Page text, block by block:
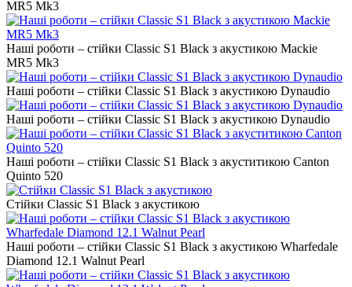
MR5 Mk3
Наші роботи – стійки Classic S1 Black з акустикою Mackie
MR5 Mk3
Наші роботи – стійки Classic S1 Black з акустикою Dynaudio
Наші роботи – стійки Classic S1 Black з акустикою Dynaudio
Наші роботи – стійки Classic S1 Black з акуститикою Canton
Quinto 520
Стійки Classic S1 Black з акустикою
Наші роботи – стійки Classic S1 Black з акустикою Wharfedale
Diamond 12.1 Walnut Pearl